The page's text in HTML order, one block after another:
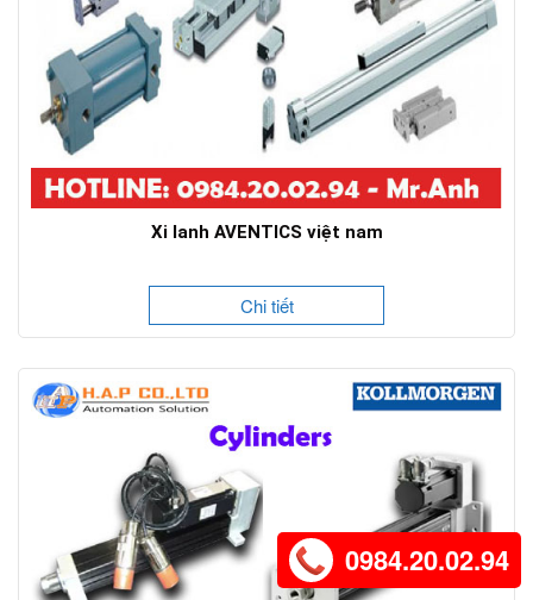
Xi lanh AVENTICS việt nam
Chi tiết
0984.20.02.94